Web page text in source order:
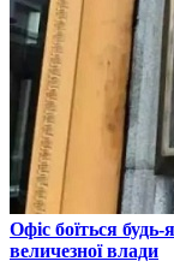
​Офіс боїться будь-
величезної влади